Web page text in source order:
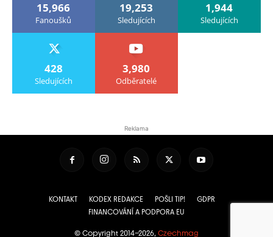
15,966
Fanoušků
19,253
Sledujících
1,944
Sledujících
428
Sledujících
3,980
Odběratelé
Reklama
KONTAKT KODEX REDAKCE POŠLI TIP!
GDPR
FINANCOVÁNÍ A PODPORA EU
© Copyright 2014–2026, Czechmag